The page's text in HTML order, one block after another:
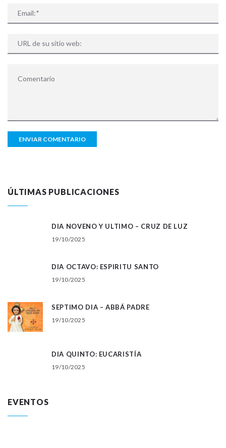
ÚLTIMAS PUBLICACIONES
DIA NOVENO Y ULTIMO – CRUZ DE LUZ
19/10/2025
DIA OCTAVO: ESPIRITU SANTO
19/10/2025
SEPTIMO DIA – ABBÁ PADRE
19/10/2025
DIA QUINTO: EUCARISTÍA
19/10/2025
EVENTOS